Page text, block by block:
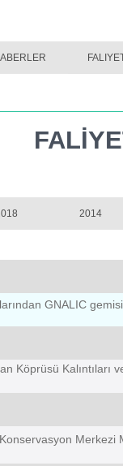
2014
2014
GNALIC
Köprüsü Kalıntıları